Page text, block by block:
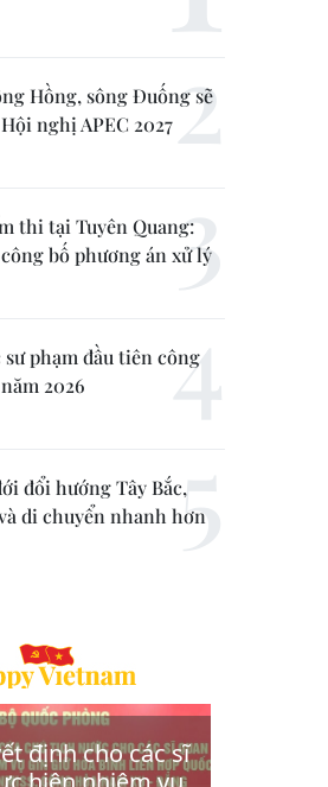
Hồng, sông Đuống sẽ
nghị APEC 2027
thi tại Tuyên Quang:
bố phương án xử lý
phạm đầu tiên công
2026
đổi hướng Tây Bắc,
di chuyển nhanh hơn